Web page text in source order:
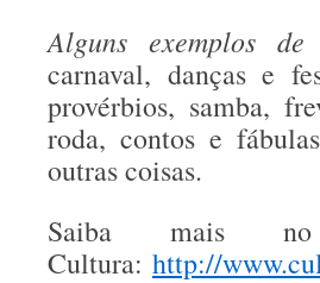
Alguns exemplos
carnaval, danças e
provérbios, samba,
roda, contos e
outras coisas.
Saiba mais
Cultura: http://